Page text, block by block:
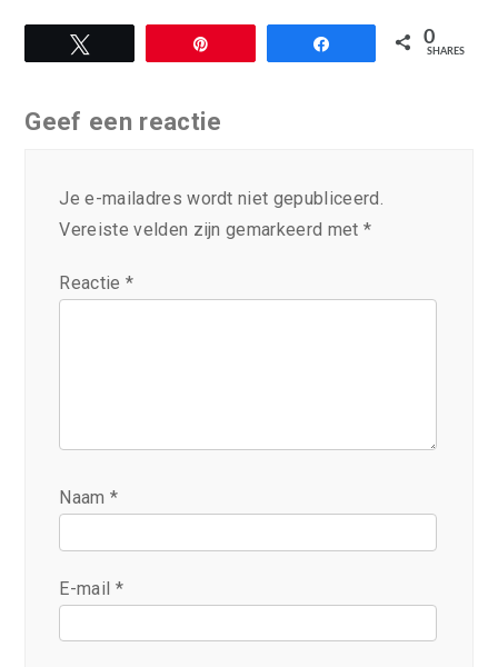
0
SHARES
Geef een reactie
Je e-mailadres wordt niet gepubliceerd.
Vereiste velden zijn gemarkeerd met *
Reactie *
Naam*
E-mail *